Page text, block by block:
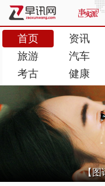
首页 资讯
旅游
汽车
考古
健康
【图